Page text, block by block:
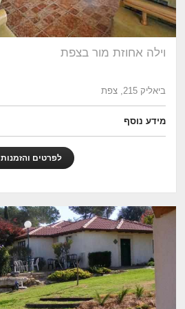
וילה אחוזת מור בצפת
ביאליק 215, צפת
מידע נוסף
לפרטים והזמנות